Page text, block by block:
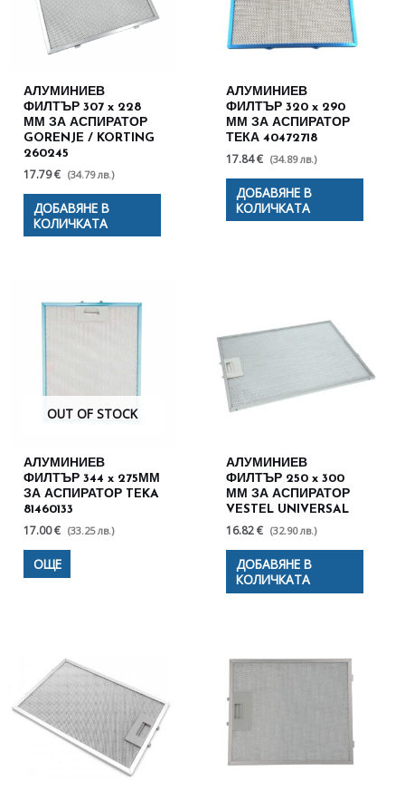
АЛУМИНИЕВ
ФИЛТЪР 307 x 228
ММ ЗА АСПИРАТОР
GORENJE / KORTING
260245
17.79 € (34.79 лв.)
ДОБАВЯНЕ В
КОЛИЧКАТА
АЛУМИНИЕВ
ФИЛТЪР 320 x 290
ММ ЗА АСПИРАТОР
ТЕКА 40472718
17.84 € (34.89 лв.)
ДОБАВЯНЕ В
КОЛИЧКАТА
OUT OF STOCK
АЛУМИНИЕВ
ФИЛТЪР 344 x 275ММ
ЗА АСПИРАТОР TEKA
81460133
17.00 € (33.25 лв.)
ОЩЕ
АЛУМИНИЕВ
ФИЛТЪР 250 x 300
ММ ЗА АСПИРАТОР
VESTEL UNIVERSAL
16.82 € (32.90 лв.)
ДОБАВЯНЕ В
КОЛИЧКАТА